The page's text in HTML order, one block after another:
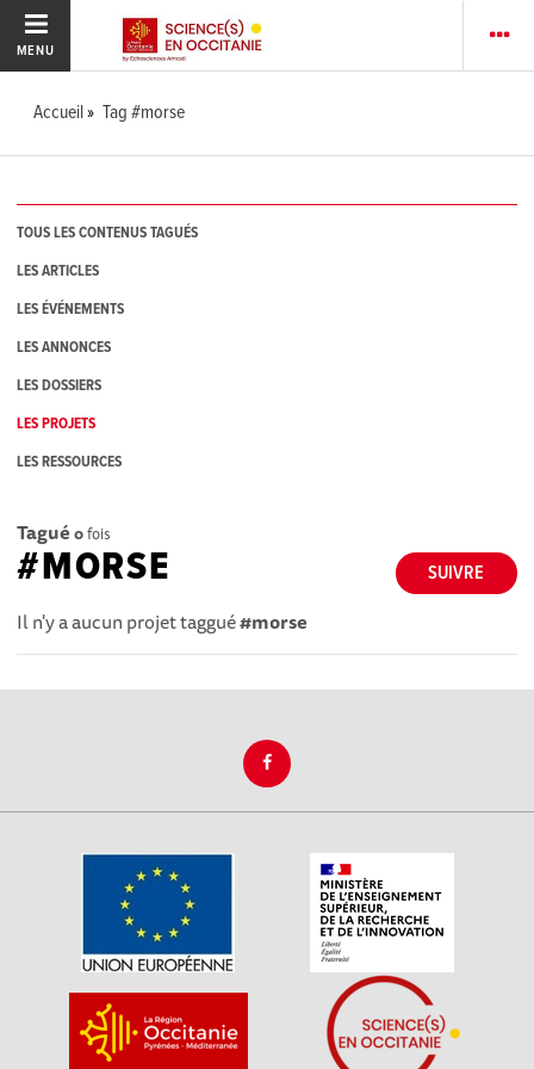
MENU
Accueil Tag #morse
TOUS LES CONTENUS TAGUÉS
LES ARTICLES
LES ÉVÉNEMENTS
LES ANNONCES
LES DOSSIERS
LES PROJETS
LES RESSOURCES
Tagué 0fois
SUIVRE
#MORSE
Il n'y a aucun projet taggué#morse